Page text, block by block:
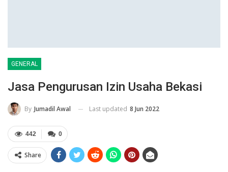
GENERAL
Jasa Pengurusan Izin Usaha Bekasi
By Jumadil Awal Last updated 8 Jun 2022
0
442
Share